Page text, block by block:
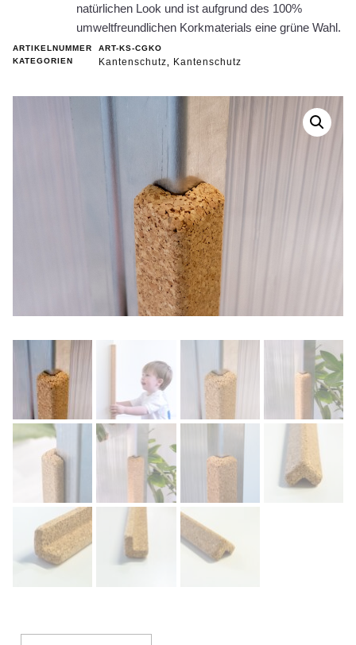
natürlichen Look und ist aufgrund des 100%
umweltfreundlichen Korkmaterials eine grüne Wahl.
ARTIKELNUMMER
ART-KS-CGKO
KATEGORIEN
Kantenschutz Kantenschutz